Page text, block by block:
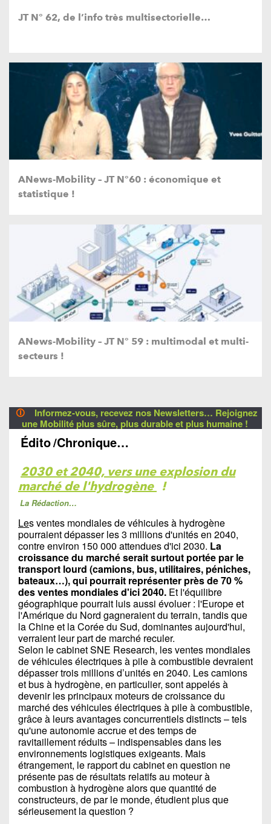
JT N° 62, de l’info très multisectorielle…
ANews-Mobility – JT N°60 : économique et
statistique !
ANews-Mobility – JT N° 59 : multimodal et multi-
secteurs !
🛈
Informez-vous, recevez nos Newsletters… Rejoignez
une Mobilité plus sûre, plus durable et plus humaine !
Édito/Chronique…
2030 et 2040, vers une explosion du
marché de l'hydrogène !
La Rédaction…
Les ventes mondiales de véhicules à hydrogène
pourraient dépasser les 3 millions d'unités en 2040,
contre environ 150 000 attendues d'ici 2030. La
croissance du marché serait surtout portée par le
transport lourd (camions, bus, utilitaires, péniches,
bateaux…), qui pourrait représenter près de 70 %
des ventes mondiales d'ici 2040. Et l'équilibre
géographique pourrait luis aussi évoluer : l'Europe et
l'Amérique du Nord gagneraient du terrain, tandis que
la Chine et la Corée du Sud, dominantes aujourd'hui,
verraient leur part de marché reculer.
Selon le cabinet SNE Research, les ventes mondiales
de véhicules électriques à pile à combustible devraient
dépasser trois millions d’unités en 2040. Les camions
et bus à hydrogène, en particulier, sont appelés à
devenir les principaux moteurs de croissance du
marché des véhicules électriques à pile à combustible,
grâce à leurs avantages concurrentiels distincts – tels
qu'une autonomie accrue et des temps de
ravitaillement réduits – indispensables dans les
environnements logistiques exigeants. Mais
étrangement, le rapport du cabinet en question ne
présente pas de résultats relatifs au moteur à
combustion à hydrogène alors que quantité de
constructeurs, de par le monde, étudient plus que
sérieusement la question ?